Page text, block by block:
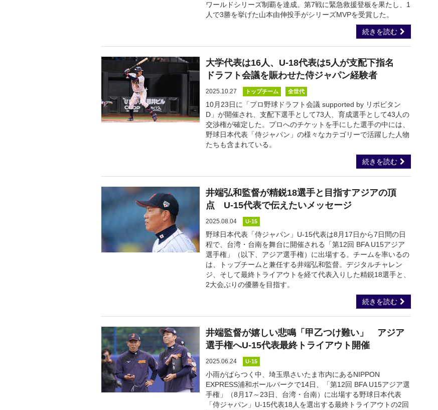
ワールドシリーズ制覇を達成。第7戦に緊急救援登板を果たし、1
人で3勝を挙げた山本由伸投手がシリーズMVPを受賞した。
続きを読む
大学代表は16人、U-18代表は5人が支配下指名
ドラフト会議を賑わせた侍ジャパン経験者
2025.10.27 トップチーム 全世代
10月23日に「プロ野球ドラフト会議 supported by リポビタン
D」が開催され、支配下選手として73人、育成選手として43人の
交渉権が確定した。プロへのチケットを手にした選手の中には、
野球日本代表「侍ジャパン」の様々なカテゴリーで活躍した人物
たちも含まれている。
続きを読む
井端弘和監督が精鋭18選手と目指すアジアの頂
点 U-15代表で伝えたいメッセージ
2025.08.04 U-15
野球日本代表「侍ジャパン」U-15代表は8月17日から7日間の日
程で、台湾・台南を舞台に開催される「第12回 BFA U15アジア
選手権」（以下、アジア選手権）に出場する。チームを率いるの
は、トップチームと兼任する井端弘和監督。デジタルチャレン
ジ、そして最終トライアウトを経て代表入りした精鋭18選手と、
2大会ぶりの優勝を目指す。
続きを読む
井端監督が嬉しい悲鳴「甲乙つけ難い」 アジア
選手権へU-15代表最終トライアウト開催
2025.06.24 U-15
小雨がぱらつく中、埼玉県さいたま市内にあるNIPPON
EXPRESS浦和ボールパークで14日、「第12回 BFA U15アジア選
手権」（8月17～23日、台湾・台南）に出場する野球日本代表
「侍ジャパン」U-15代表18人を選出する最終トライアウトの2回